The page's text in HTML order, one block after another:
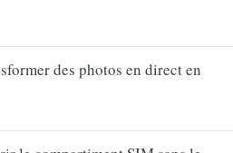
des photos en direct en